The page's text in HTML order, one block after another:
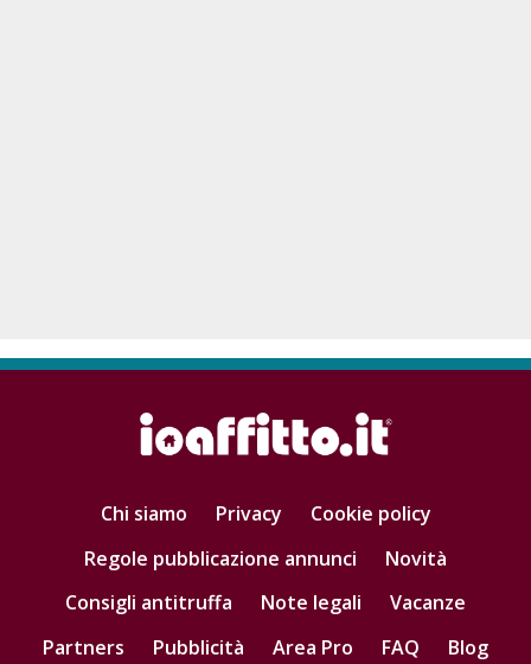
Chi siamo Privacy
Cookie policy
Regole pubblicazione annunci
Novità
Consigli antitruffa
Note legali
Vacanze
Partners
Pubblicità Area Pro FAQ Blog